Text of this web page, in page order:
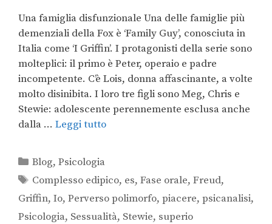
Una famiglia disfunzionale Una delle famiglie più
demenziali della Fox è ‘Family Guy’, conosciuta in
Italia come ‘I Griffin’. I protagonisti della serie sono
molteplici: il primo è Peter, operaio e padre
incompetente. C’è Lois, donna affascinante, a volte
molto disinibita. I loro tre figli sono Meg, Chris e
Stewie: adolescente perennemente esclusa anche
dalla … Leggi tutto
Blog,Psicologia
Complesso edipico, es,Fase orale,Freud,
Griffin, Io, Perverso polimorfo, piacere, psicanalisi,
Psicologia, Sessualità, Stewie, superio